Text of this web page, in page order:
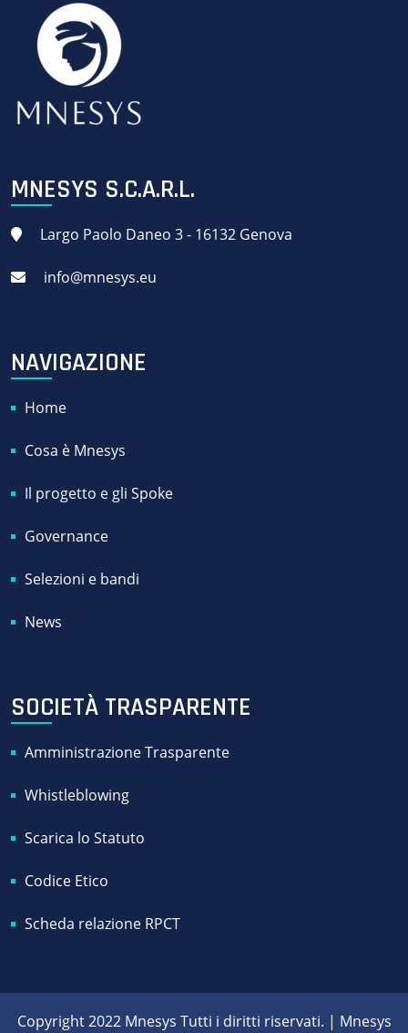
MNESYS S.C.A.R.L.
Largo Paolo Daneo 3 - 16132 Genova
info@mnesys.eu
NAVIGAZIONE
Home
Cosa è Mnesys
Il progetto e gli Spoke
Governance
Selezioni e bandi
News
SOCIETÀ TRASPARENTE
Amministrazione Trasparente
Whistleblowing
Scarica lo Statuto
Codice Etico
Scheda relazione RPCT
Copyright 2022 Mnesys Tutti i diritti riservati. | Mnesys